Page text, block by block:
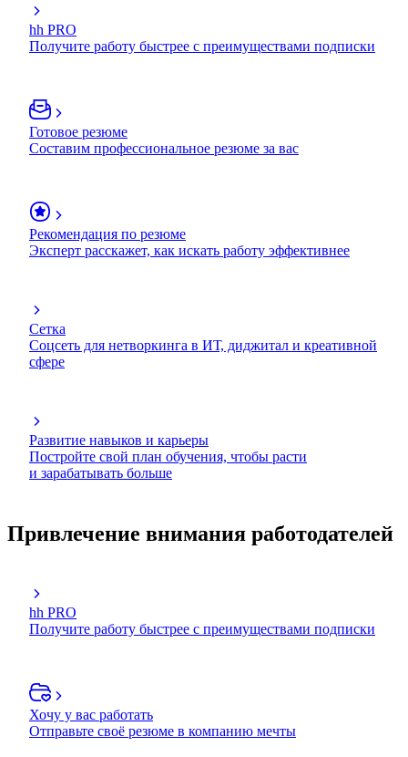
hh PRO
Получите работу быстрее с преимуществами подписки
Готовое резюме
Составим профессиональное резюме за вас
Рекомендация по резюме
Эксперт расскажет, как искать работу эффективнее
Сетка
Соцсеть для нетворкинга в ИТ, диджитал и креативной
сфере
Развитие навыков и карьеры
Постройте свой план обучения, чтобы расти
и зарабатывать больше
Привлечение внимания работодателей
hh PRO
Получите работу быстрее с преимуществами подписки
Хочу у вас работать
Отправьте своё резюме в компанию мечты